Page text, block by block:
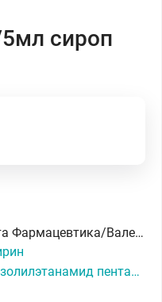
сироп
Валента Фармацевтика/Валента Фарм
Имидазолилэтанамид пентандиовой кислоты